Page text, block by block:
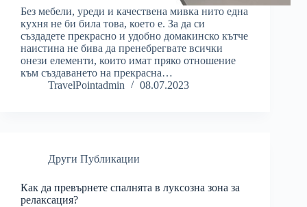
Без мебели, уреди и качествена мивка нито една
кухня не би била това, което е. За да си
създадете прекрасно и удобно домакинско кътче
наистина не бива да пренебрегвате всички
онези елементи, които имат пряко отношение
към създаването на прекрасна…
TravelPointadmin
08.07.2023
Други Публикации
Как да превърнете спалнята в луксозна зона за
релаксация?